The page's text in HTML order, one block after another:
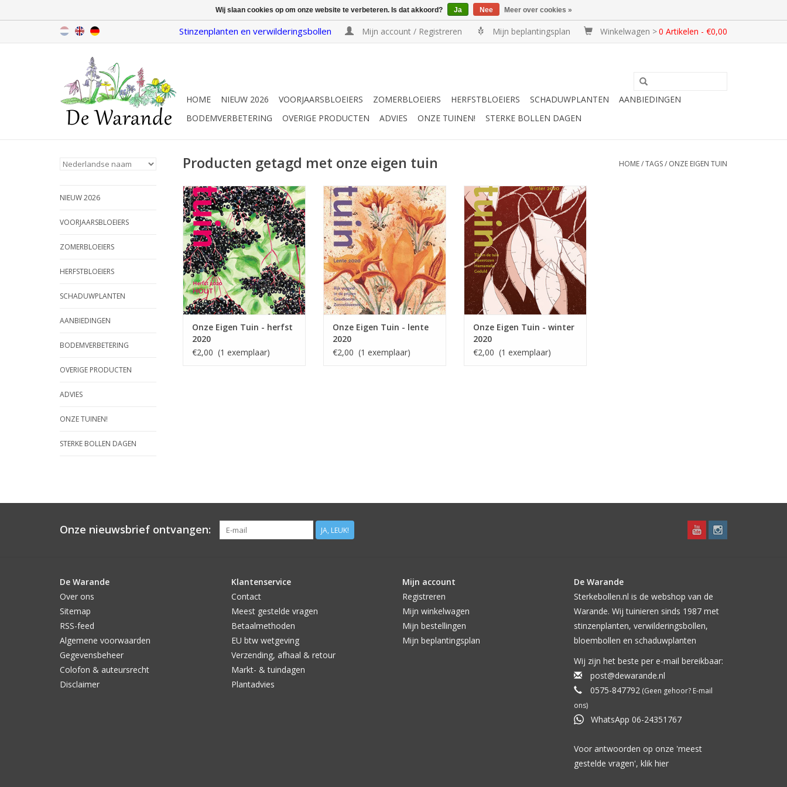
Stinzenplanten en verwilderingsbollen Mijn account / Registreren Mijn beplantingsplan Winkelwagen >0 Artikelen - €0,00
HOME NIEUW 2026 VOORJAARSBLOEIERS ZOMERBLOEIERS HERFSTBLOEIERS SCHADUWPLANTEN
AANBIEDINGEN
BODEMVERBETERING
OVERIGE PRODUCTEN ADVIES ONZE TUINEN! STERKE BOLLEN DAGEN
NIEUW 2026
VOORJAARSBLOEIERS
ZOMERBLOEIERS
HERFSTBLOEIERS
SCHADUWPLANTEN
AANBIEDINGEN
BODEMVERBETERING
OVERIGE PRODUCTEN
ADVIES
ONZE TUINEN!
STERKE BOLLEN DAGEN
Producten getagd met onze eigen tuin HOME/TAGS/ ONZE EIGEN TUIN
Tijdschrift Onze Eigen Tuin -
herfst 2020
INFO EN KOPEN
Onze Eigen Tuin - herfst
2020
€2,00 (1 exemplaar)
Tijdschrift Onze Eigen Tuin - lente
2020
INFO EN KOPEN
Onze Eigen Tuin - lente
2020
€2,00 (1 exemplaar)
Tijdschrift Onze Eigen Tuin -
winter 2020
INFO EN KOPEN
Onze Eigen Tuin - winter
2020
€2,00 (1 exemplaar)
Onze nieuwsbrief ontvangen: JA, LEUK!
De Warande
Over ons
Sitemap
RSS-feed
Algemene voorwaarden
Gegevensbeheer
Colofon & auteursrecht
Disclaimer
Klantenservice
Contact
Meest gestelde vragen
Betaalmethoden
EU btw wetgeving
Verzending, afhaal & retour
Markt- & tuindagen
Plantadvies
Mijn account
Registreren
Mijn winkelwagen
Mijn bestellingen
Mijn beplantingsplan
De Warande
Sterkebollen.nl is de webshop van de
Warande. Wij tuinieren sinds 1987 met
stinzenplanten, verwilderingsbollen,
bloembollen en schaduwplanten
Wij zijn het beste per e-mail bereikbaar:
post@dewarande.nl
0575-847792(Geen gehoor? E-mail
ons)
WhatsApp 06-24351767
Voor antwoorden op onze 'meest
gestelde vragen', klik hier
Wij slaan cookies op om onze website te verbeteren. Is dat akkoord? Ja Nee Meer over cookies »